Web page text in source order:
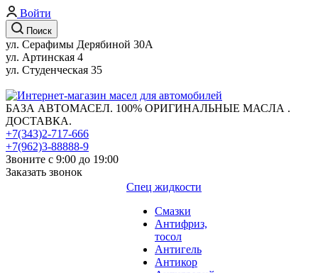
Войти
Поиск
ул. Серафимы Дерябиной 30А
ул. Артинская 4
ул. Студенческая 35
БАЗА АВТОМАСЕЛ. 100% ОРИГИНАЛЬНЫЕ МАСЛА .
ДОСТАВКА.
+7(343)2-717-666
+7(962)3-88888-9
Звоните с 9:00 до 19:00
Заказать звонок
Спец жидкости
Смазки
Антифриз,
тосол
Антигель
Антикор